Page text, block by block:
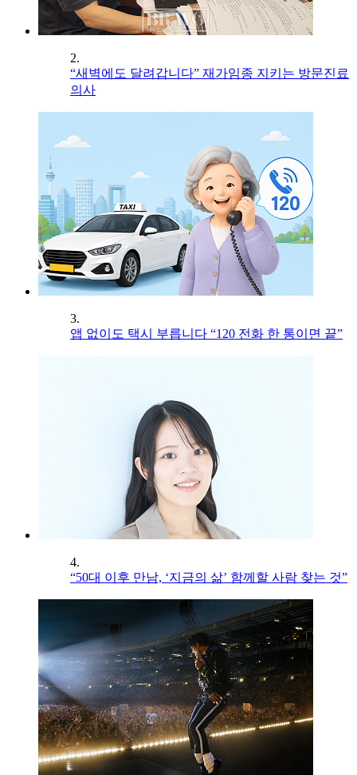
2.
“새벽에도 달려갑니다” 재가임종 지키는 방문진료
의사
3.
앱 없이도 택시 부릅니다 “120 전화 한 통이면 끝”
4.
“50대 이후 만남, ‘지금의 삶’ 함께할 사람 찾는 것”